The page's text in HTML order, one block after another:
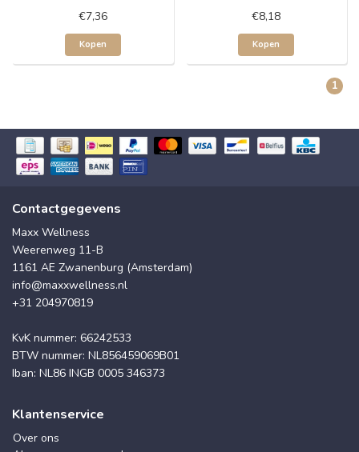
€7,36
Kopen
€8,18
Kopen
1
Contactgegevens
Maxx Wellness
Weerenweg 11-B
1161 AE Zwanenburg (Amsterdam)
info@maxxwellness.nl
+31 204970819
KvK nummer: 66242533
BTW nummer: NL856459069B01
Iban: NL86 INGB 0005 346373
Klantenservice
Over ons